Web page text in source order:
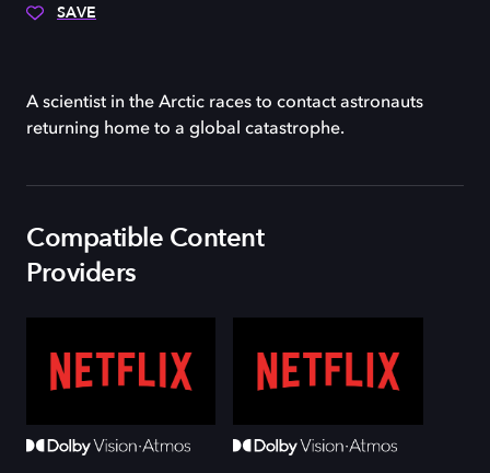
SAVE
A scientist in the Arctic races to contact astronauts
returning home to a global catastrophe.
Compatible Content
Providers